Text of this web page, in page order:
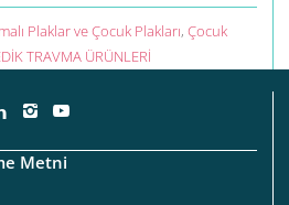
Plaklar ve Çocuk Plakları, Çocuk
TRAVMA ÜRÜNLERİ
Metni